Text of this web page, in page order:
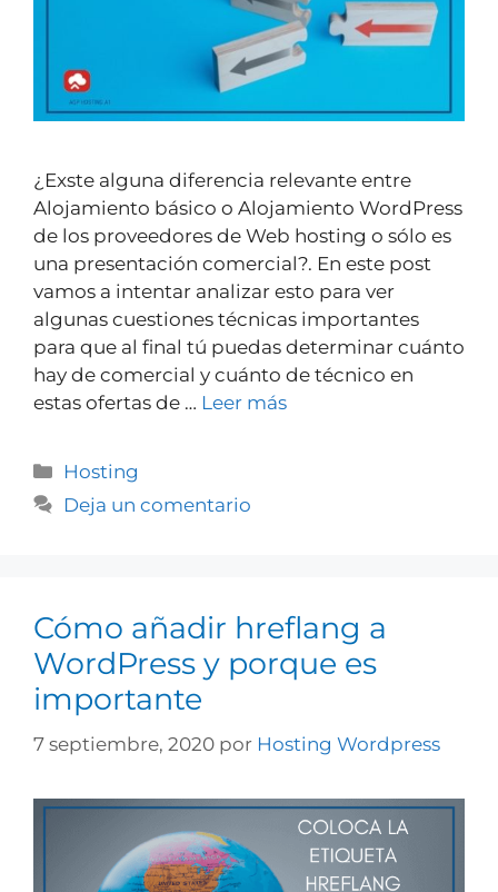
¿Exste alguna diferencia relevante entre
Alojamiento básico o Alojamiento WordPress
de los proveedores de Web hosting o sólo es
una presentación comercial?. En este post
vamos a intentar analizar esto para ver
algunas cuestiones técnicas importantes
para que al final tú puedas determinar cuánto
hay de comercial y cuánto de técnico en
estas ofertas de … Leer más
Hosting
Deja un comentario
Cómo añadir hreflang a
WordPress y porque es
importante
7 septiembre, 2020 por Hosting Wordpress